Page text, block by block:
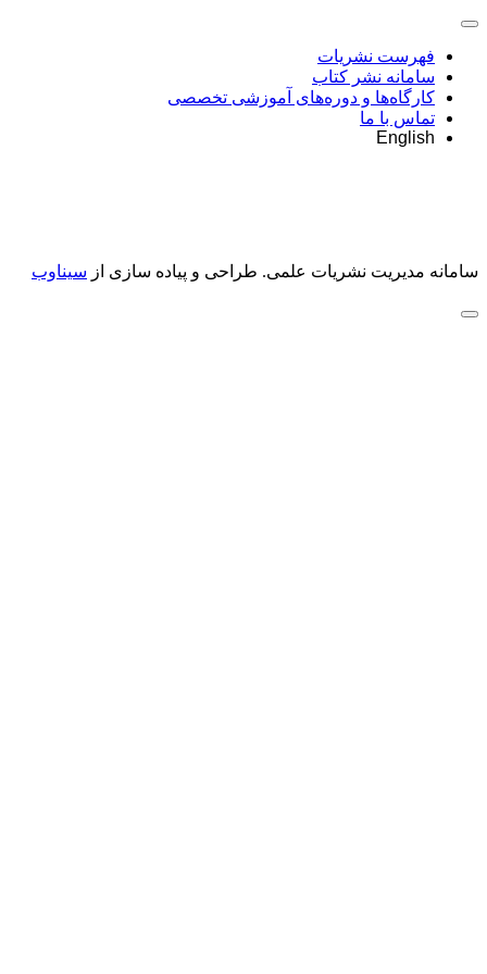
فهرست نشریات
سامانه نشر کتاب
کارگاه‌ها و دوره‌های آموزشی تخصصی
تماس با ما
English
سامانه مدیریت نشریات علمی. طراحی و پیاده سازی از سیناوب